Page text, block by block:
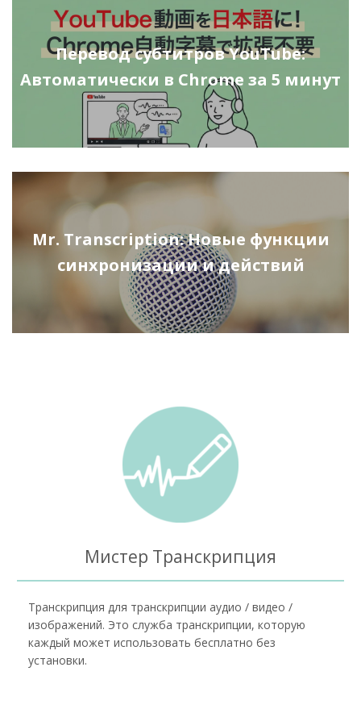
Перевод субтитров YouTube:
Автоматически в Chrome за 5 минут
Mr. Transcription: Новые функции
синхронизации и действий
Мистер Транскрипция
Транскрипция для транскрипции аудио / видео /
изображений. Это служба транскрипции, которую
каждый может использовать бесплатно без
установки.